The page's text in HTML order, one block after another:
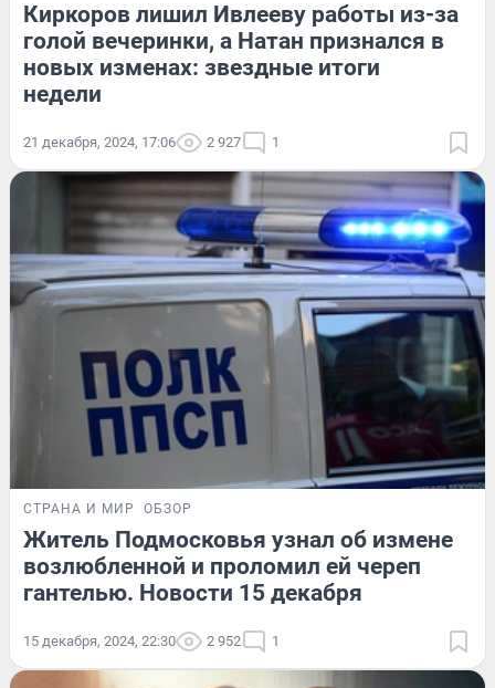
Киркоров лишил Ивлееву работы из-за
голой вечеринки, а Натан признался в
новых изменах: звездные итоги
недели
21 декабря, 2024, 17:06 2 927 1
СТРАНА И МИР ОБЗОР
Житель Подмосковья узнал об измене
возлюбленной и проломил ей череп
гантелью. Новости 15 декабря
15 декабря, 2024, 22:30 2 952 1